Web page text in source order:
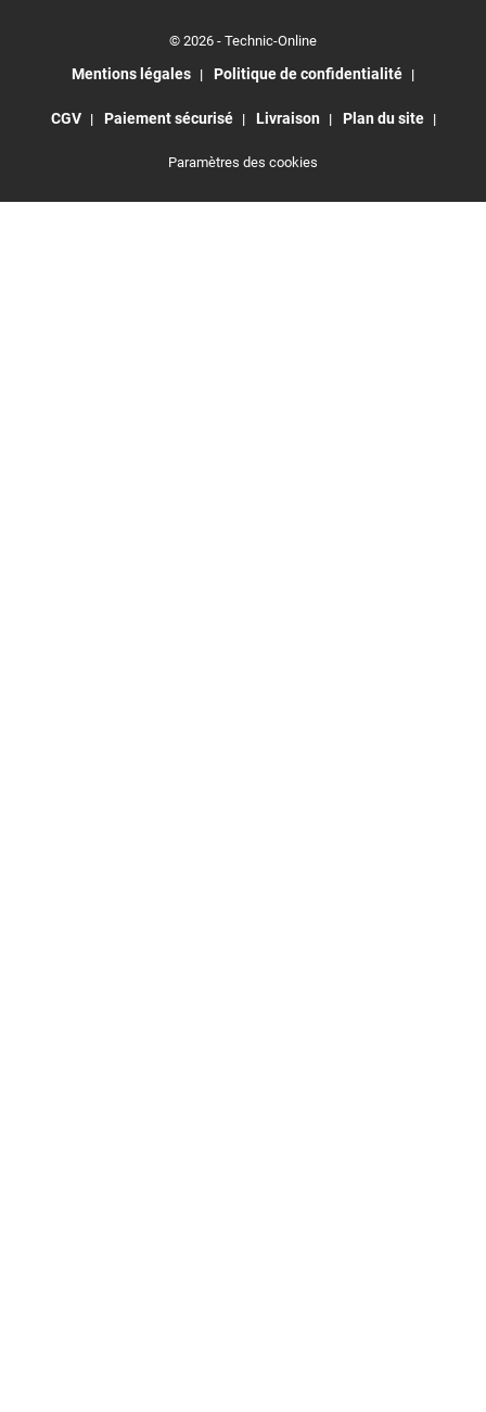
© 2026 - Technic-Online
Mentions légales Politique de confidentialité
CGV Paiement sécurisé Livraison Plan du site
Paramètres des cookies